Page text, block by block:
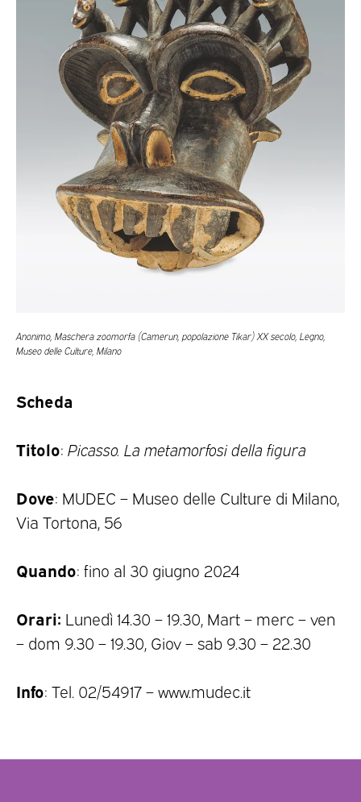
Anonimo, Maschera zoomorfa (Camerun, popolazione Tikar) XX secolo, Legno,
Museo delle Culture, Milano
Scheda
Titolo: Picasso. La metamorfosi della figura
Dove: MUDEC – Museo delle Culture di Milano,
Via Tortona, 56
Quando: fino al 30 giugno 2024
Orari: Lunedì 14.30 – 19.30, Mart – merc – ven
– dom 9.30 – 19.30, Giov – sab 9.30 – 22.30
Info: Tel. 02/54917 – www.mudec.it